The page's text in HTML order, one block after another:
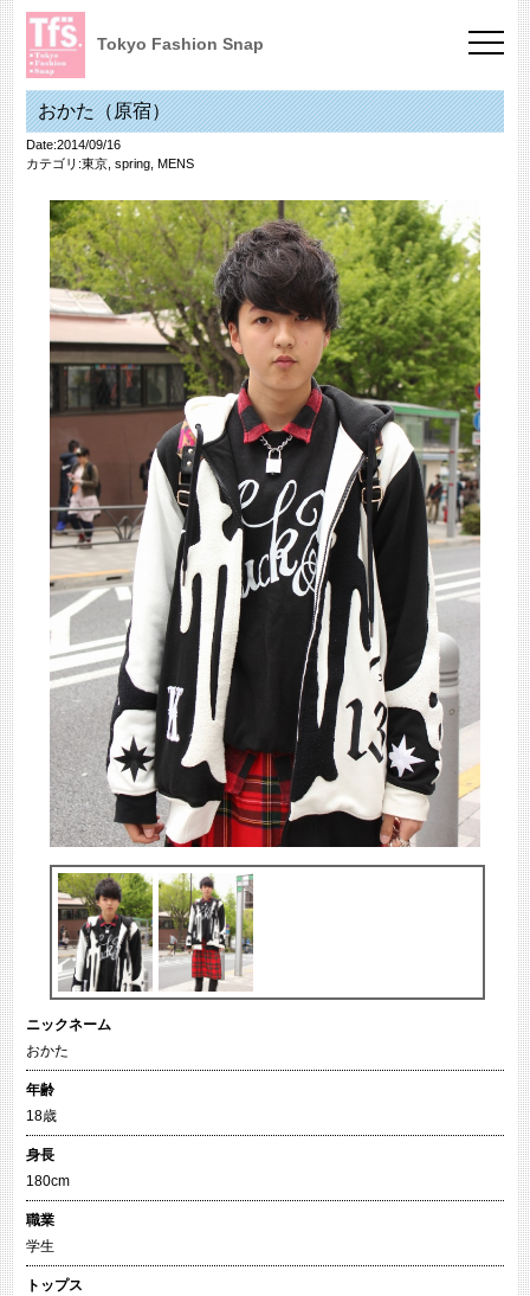
Tokyo Fashion Snap
おかた（原宿）
Date:2014/09/16
カテゴリ:東京, spring, MENS
ニックネーム
おかた
年齢
18歳
身長
180cm
職業
学生
トップス